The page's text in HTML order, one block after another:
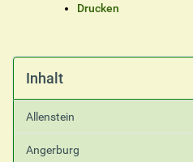
l
t
p
e
z
i
Drucken
Inhalt
Allenstein
Angerburg